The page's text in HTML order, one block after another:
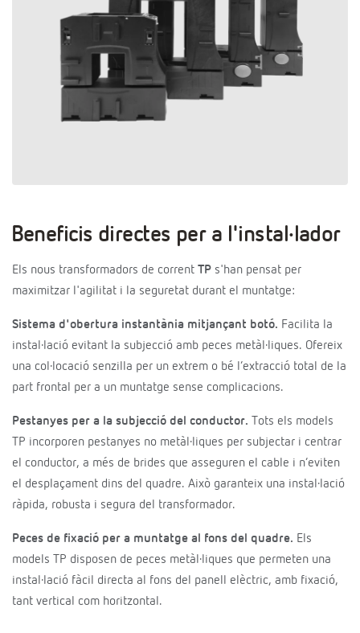
Beneficis directes per a l'instal·lador
Els nous transformadors de corrent TP s'han pensat per
maximitzar l'agilitat i la seguretat durant el muntatge:
Sistema d'obertura instantània mitjançant botó. Facilita la
instal·lació evitant la subjecció amb peces metàl·liques. Ofereix
una col·locació senzilla per un extrem o bé l’extracció total de la
part frontal per a un muntatge sense complicacions.
Pestanyes per a la subjecció del conductor. Tots els models
TP incorporen pestanyes no metàl·liques per subjectar i centrar
el conductor, a més de brides que asseguren el cable i n’eviten
el desplaçament dins del quadre. Això garanteix una instal·lació
ràpida, robusta i segura del transformador.
Peces de fixació per a muntatge al fons del quadre. Els
models TP disposen de peces metàl·liques que permeten una
instal·lació fàcil directa al fons del panell elèctric, amb fixació,
tant vertical com horitzontal.